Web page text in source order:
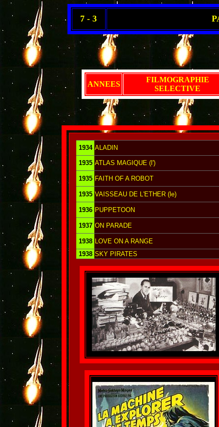
7 - 3
ANNEES
FILMOGRAPHIE
SELECTIVE
1934 ALADIN
1935 ATLAS MAGIQUE (l')
1935 FAITH OF A ROBOT
1935 VAISSEAU DE L'ETHER (le)
1936 PUPPETOON
1937 ON PARADE
1938 LOVE ON A RANGE
1938 SKY PIRATES